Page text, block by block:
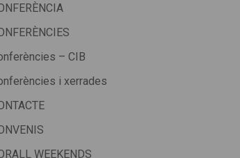
– CIB
i xerrades
WEEKENDS